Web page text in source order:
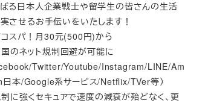
る日本人企業戦士や留学生の皆さんの生活
させるお手伝いをいたします！
スパ！月30元(500円)から
のネット規制回避が可能に
Twitter/Youtube/Instagram/LINE/Am
本/Google系サービス/Netflix/TVer等）
に強くセキュアで速度の減衰が殆どなく、更